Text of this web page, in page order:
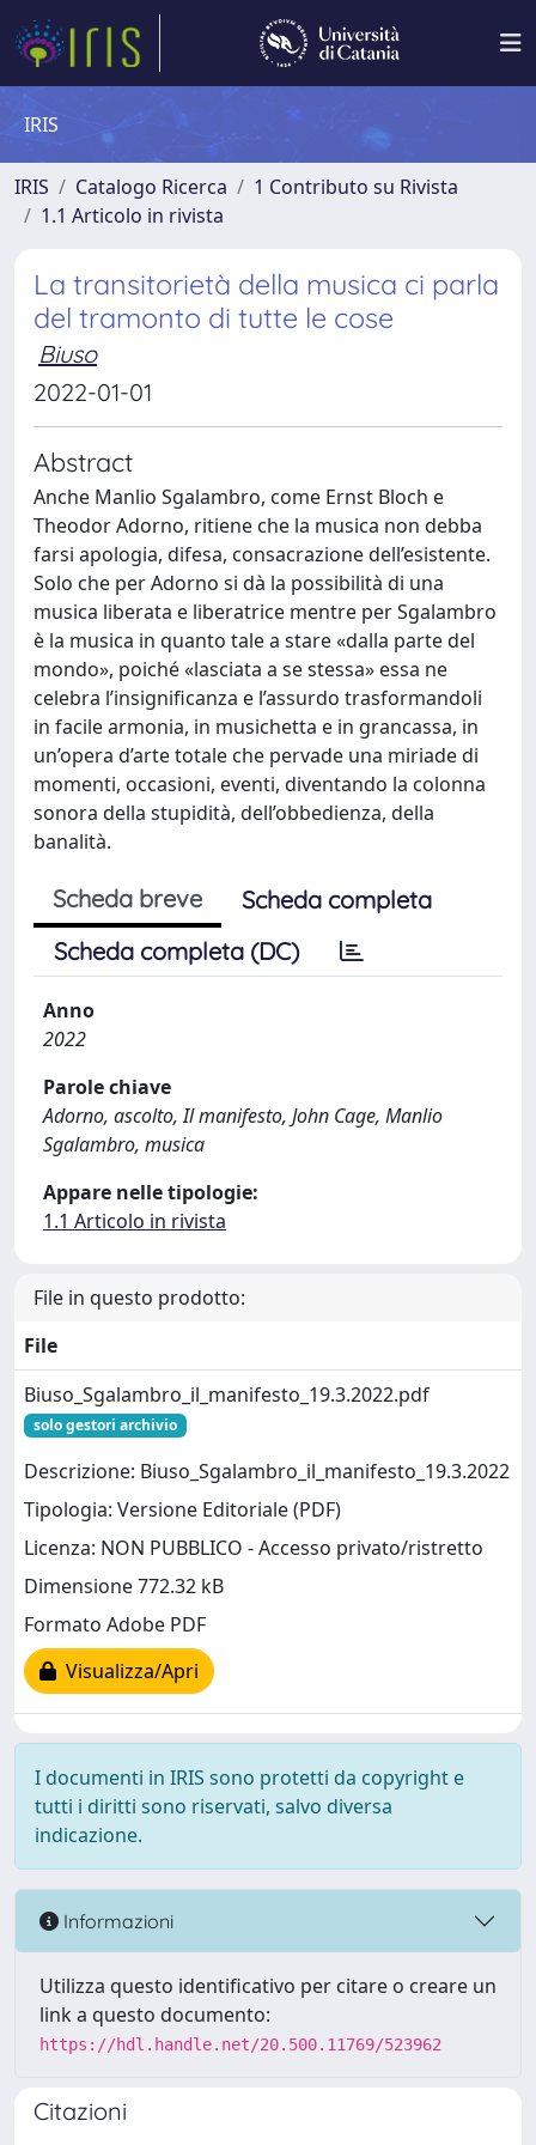
IRIS
IRIS Catalogo Ricerca
1 Contributo su Rivista
1.1 Articolo in rivista
La transitorietà della musica ci parla
del tramonto di tutte le cose
Biuso
2022-01-01
Abstract
Anche Manlio Sgalambro, come Ernst Bloch e
Theodor Adorno, ritiene che la musica non debba
farsi apologia, difesa, consacrazione dell’esistente.
Solo che per Adorno si dà la possibilità di una
musica liberata e liberatrice mentre per Sgalambro
è la musica in quanto tale a stare «dalla parte del
mondo», poiché «lasciata a se stessa» essa ne
celebra l’insignificanza e l’assurdo trasformandoli
in facile armonia, in musichetta e in grancassa, in
un’opera d’arte totale che pervade una miriade di
momenti, occasioni, eventi, diventando la colonna
sonora della stupidità, dell’obbedienza, della
banalità.
Scheda breve
Scheda completa
Scheda completa (DC)
Anno
2022
Parole chiave
Adorno, ascolto, Il manifesto, John Cage, Manlio
Sgalambro, musica
Appare nelle tipologie:
1.1 Articolo in rivista
File in questo prodotto:
File
Biuso_Sgalambro_il_manifesto_19.3.2022.pdf
solo gestori archivio
Descrizione: Biuso_Sgalambro_il_manifesto_19.3.2022
Tipologia: Versione Editoriale (PDF)
Licenza: NON PUBBLICO - Accesso privato/ristretto
Dimensione 772.32 kB
Formato Adobe PDF
Visualizza/Apri
I documenti in IRIS sono protetti da copyright e
tutti i diritti sono riservati, salvo diversa
indicazione.
Informazioni
Utilizza questo identificativo per citare o creare un
link a questo documento:
https://hdl.handle.net/20.500.11769/523962
Citazioni